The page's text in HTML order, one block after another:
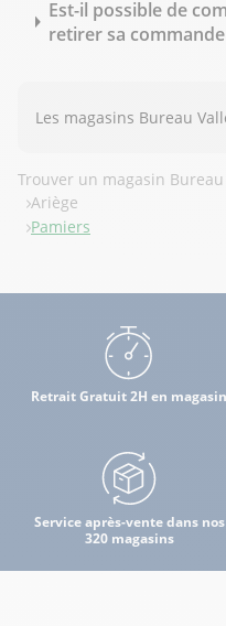
Est-il possible de
retirer sa
Les magasins Bureau
Trouver un magasin Bureau
Ariège
Pamiers
Retrait Gratuit 2H en magasin
Service après-vente dans nos
320 magasins